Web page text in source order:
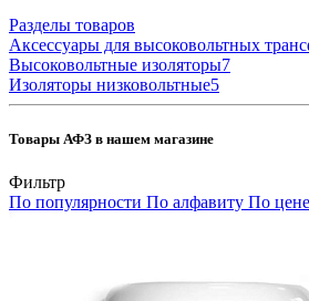
Разделы товаров
Аксессуары для высоковольтных
Высоковольтные изоляторы7
Изоляторы низковольтные5
Товары АФЗ в нашем магазине
Фильтр
По популярности По алфавиту По цене